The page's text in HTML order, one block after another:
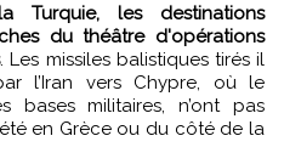
Turquie, les destinations
du théâtre d'opérations
. Les missiles balistiques tirés il
l’Iran vers Chypre, où le
bases militaires, n’ont pas
en Grèce ou du côté de la